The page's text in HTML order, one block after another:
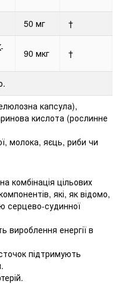
50 мг
†
90 мкг †
капсула),
кислота (рослинне
молока, яєць, риби чи
комбінація цільових
які, як відомо,
серцево-судинної
вироблення енергії в
підтримують